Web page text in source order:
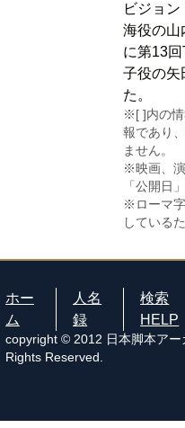
ビジョ
海役の山
に第13
子役の矢
た。
※[ ]内の情
報であり
ません。
※映画、
「公開日
※ローマ
している
ホー
ム
人名
録
検索
HELP
copyright © 2012 日本脚本アー
Rights Reserved.